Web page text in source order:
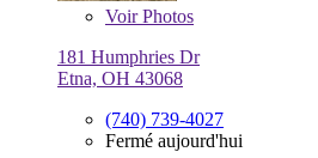
VoirPhotos
181 Humphries Dr
Etna, OH 43068
(740) 739-4027
Fermé aujourd'hui